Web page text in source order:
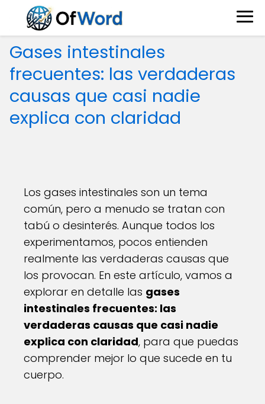
Gases intestinales
frecuentes: las verdaderas
causas que casi nadie
explica con claridad
Los gases intestinales son un tema
común, pero a menudo se tratan con
tabú o desinterés. Aunque todos los
experimentamos, pocos entienden
realmente las verdaderas causas que
los provocan. En este artículo, vamos a
explorar en detalle las gases
intestinales frecuentes: las
verdaderas causas que casi nadie
explica con claridad, para que puedas
comprender mejor lo que sucede en tu
cuerpo.